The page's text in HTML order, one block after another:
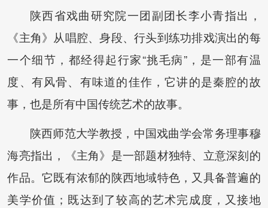
陕西省戏曲研究院一团副团长李小青指出，
《主角》从唱腔、身段、行头到练功排戏演出的每
一个细节，都经得起行家“挑毛病”，是一部有温
度、有风骨、有味道的佳作，它讲的是秦腔的故
事，也是所有中国传统艺术的故事。
陕西师范大学教授，中国戏曲学会常务理事穆
海亮指出，《主角》是一部题材独特、立意深刻的
作品。它既有浓郁的陕西地域特色，又具备普遍的
美学价值；既达到了较高的艺术完成度，又接地